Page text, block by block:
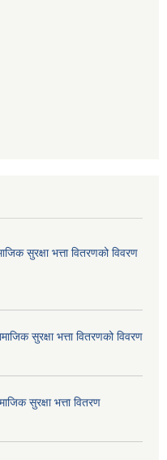
सुरक्षा भत्ता वितरणको विवरण
सुरक्षा भत्ता वितरणको विवरण
सुरक्षा भत्ता वितरण